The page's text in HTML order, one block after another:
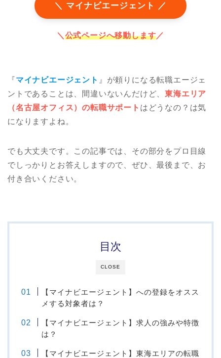
＼ マイナビエージェント ／
＼ 公式ページへ移動します／
『マイナビエージェント 』が頼りになる転職エージェ
ントであることは、間違いないんだけど、東海エリア
（名古屋オフィス）の転職サポート はどうなの？は気
になりますよね。
でも大丈夫です。この記事では、その部分をプロ目線
でしっかりとお答えしますので、ぜひ、最後まで、お
付き合いください。
CLOSE
目次
【マイナビエージェント】への登録をオスス
メする対象者は？
【マイナビエージェント】求人の強みや特徴
は？
【マイナビエージェント】東海エリアの転職